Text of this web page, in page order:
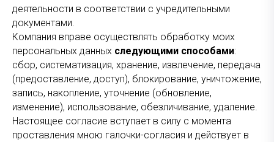
деятельности в соответствии с учредительными
документами.
Компания вправе осуществлять обработку моих
персональных данных следующими способами:
сбор, систематизация, хранение, извлечение, передача
(предоставление, доступ), блокирование, уничтожение,
запись, накопление, уточнение (обновление,
изменение), использование, обезличивание, удаление.
Настоящее согласие вступает в силу с момента
проставления мною галочки-согласия и действует в